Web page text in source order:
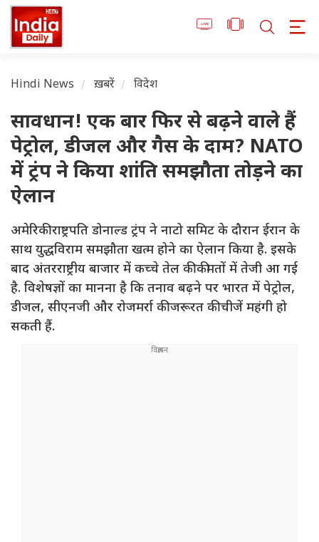
Hindi News ख़बरें विदेश
सावधान! एक बार फिर से बढ़ने वाले हैं
पेट्रोल, डीजल और गैस के दाम? NATO
में ट्रंप ने किया शांति समझौता तोड़ने का
ऐलान
अमेरिकी राष्ट्रपति डोनाल्ड ट्रंप ने नाटो समिट के दौरान ईरान के
साथ युद्धविराम समझौता खत्म होने का ऐलान किया है. इसके
बाद अंतरराष्ट्रीय बाजार में कच्चे तेल की कीमतों में तेजी आ गई
है. विशेषज्ञों का मानना है कि तनाव बढ़ने पर भारत में पेट्रोल,
डीजल, सीएनजी और रोजमर्रा की जरूरत की चीजें महंगी हो
सकती हैं.